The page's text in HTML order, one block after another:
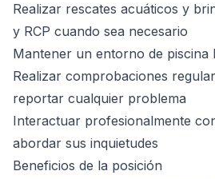
Realizar rescates acuáticos y
y RCP cuando sea necesario
Mantener un entorno de piscina
Realizar comprobaciones
reportar cualquier problema
Interactuar profesionalmente
abordar sus inquietudes
Beneficios de la posición